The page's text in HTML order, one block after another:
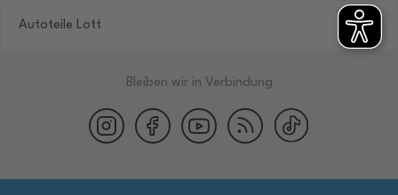
Autoteile Lott
Bleiben wir in Verbindung